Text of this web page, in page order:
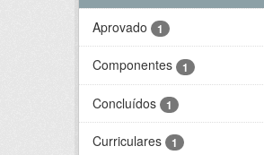
Aprovado 1
Componentes 1
Concluídos 1
Curriculares 1